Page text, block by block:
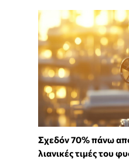
Σχεδόν 70% πάνω
λιανικές τιμές του